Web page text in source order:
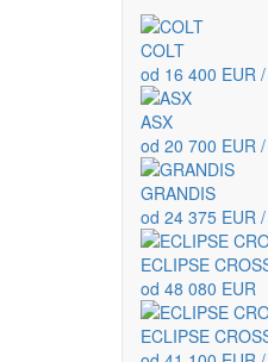
COLT
od 16 400 EUR
ASX
od 20 700 EUR
GRANDIS
od 24 375 EUR
ECLIPSE
od 48 080 EUR
ECLIPSE